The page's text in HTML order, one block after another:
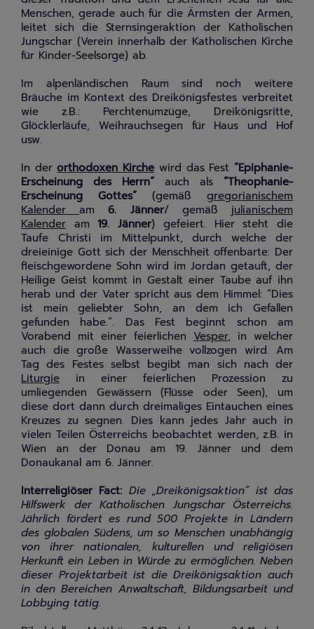
Menschen, gerade auch für die Ärmsten der Armen,
leitet sich die Sternsingeraktion der Katholischen
Jungschar (Verein innerhalb der Katholischen Kirche
für Kinder-Seelsorge) ab.
Im alpenländischen Raum sind noch weitere
Bräuche im Kontext des Dreikönigsfestes verbreitet
wie z.B.: Perchtenumzüge, Dreikönigsritte,
Glöcklerläufe, Weihrauchsegen für Haus und Hof
usw.
In derorthodoxen Kirche wird das Fest“Epiphanie-
Erscheinung des Herrn” auch als “Theophanie-
Erscheinung Gottes” (gemäß gregorianischem
Kalender
am6. Jänner/ gemäß julianischem
Kalender am19. Jänner) gefeiert. Hier steht die
Taufe Christi im Mittelpunkt, durch welche der
dreieinige Gott sich der Menschheit offenbarte: Der
fleischgewordene Sohn wird im Jordan getauft, der
Heilige Geist kommt in Gestalt einer Taube auf ihn
herab und der Vater spricht aus dem Himmel: “Dies
ist mein geliebter Sohn, an dem ich Gefallen
gefunden habe.”. Das Fest beginnt schon am
Vorabend mit einer feierlichen Vesper, in welcher
auch die große Wasserweihe vollzogen wird. Am
Tag des Festes selbst begibt man sich nach der
Liturgie in einer feierlichen Prozession zu
umliegenden Gewässern (Flüsse oder Seen), um
diese dort dann durch dreimaliges Eintauchen eines
Kreuzes zu segnen. Dies kann jedes Jahr auch in
vielen Teilen Österreichs beobachtet werden, z.B. in
Wien an der Donau am 19. Jänner und dem
Donaukanal am 6. Jänner.
Interreligiöser Fact: Die „Dreikönigsaktion“ ist das
Hilfswerk der Katholischen Jungschar Österreichs.
Jährlich fördert es rund 500 Projekte in Ländern
des globalen Südens, um so Menschen unabhängig
von ihrer nationalen, kulturellen und religiösen
Herkunft ein Leben in Würde zu ermöglichen. Neben
dieser Projektarbeit ist die Dreikönigsaktion auch
in den Bereichen Anwaltschaft, Bildungsarbeit und
Lobbying tätig.